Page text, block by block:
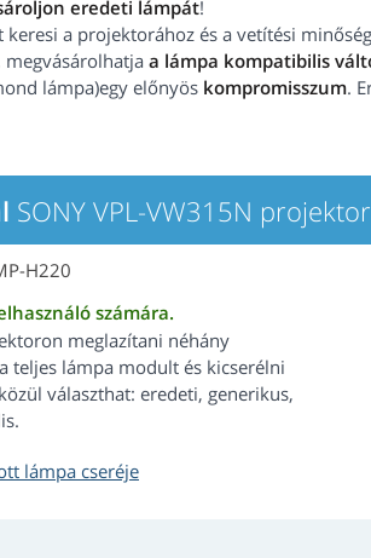
eredeti lámpát!
a projektorához és a vetítési
a lámpa kompatibilis
lámpa)egy előnyös kompromisszum.
SONY VPL-VW315N
H220
számára.
meglazítani néhány
teljes lámpa modult és kicserélni
választhat: eredeti, generikus,
lámpa cseréje